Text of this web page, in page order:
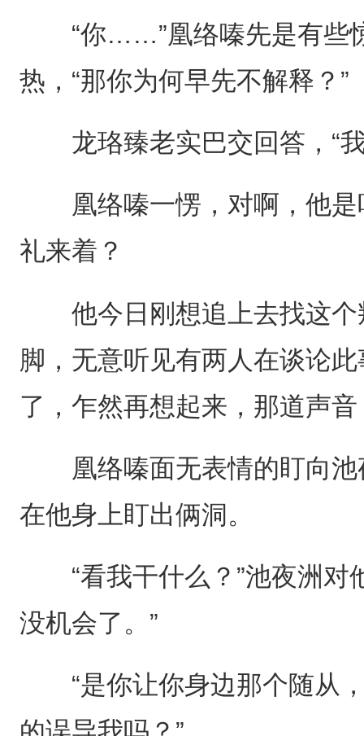
“你……”凰络嗪先是有些
热，“那你为何早先不解释？”
龙珞臻老实巴交回答，“我
凰络嗪一愣，对啊，他是
礼来着？
他今日刚想追上去找这个
脚，无意听见有两人在谈论
了，乍然再想起来，那道声
凰络嗪面无表情的盯向池
在他身上盯出俩洞。
“看我干什么？”池夜洲对
没机会了。”
“是你让你身边那个随从，